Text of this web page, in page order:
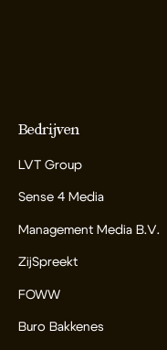
Bedrijven
LVT Group
Sense 4 Media
Management Media B.V.
ZijSpreekt
FOWW
Buro Bakkenes